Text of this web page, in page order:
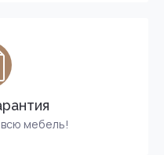
всю мебель!